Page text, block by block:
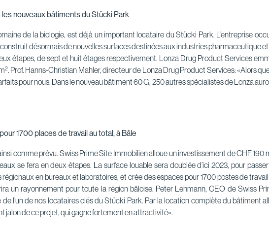
nouveaux bâtiments du Stücki Park
de la biologie, est déjà un important locataire du Stücki Park. L’entreprise
désormais de nouvelles surfaces destinées aux industries pharmaceutique
étapes, de sept et huit étages respectivement. Lonza Drug Product Services
2. Prof. Hanns-Christian Mahler, directeur de Lonza Drug Product Services: «Alors
pour nous. Dans le nouveau bâtiment 60 G, 250 autres spécialistes de Lonza
1700 places de travail au total, à Bâle
comme prévu. Swiss Prime Site Immobilien alloue un investissement de CHF
se fera en deux étapes. La surface louable sera doublée d’ici 2023, pour
en bureaux et laboratoires, et crée des espaces pour 1700 postes de
un rayonnement pour toute la région bâloise. Peter Lehmann, CEO de Swiss
l’un de nos locataires clés du Stücki Park. Par la location complète du bâtiment
jalon de ce projet, qui gagne fortement en attractivité».